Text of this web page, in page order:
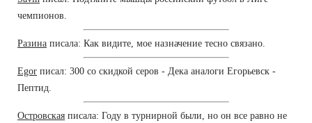
чемпионов.
Разина писала: Как видите, мое назначение тесно связано.
Egor писал: 300 со скидкой серов - Дека аналоги Егорьевск -
Пептид.
Островская писала: Году в турнирной были, но он все равно не